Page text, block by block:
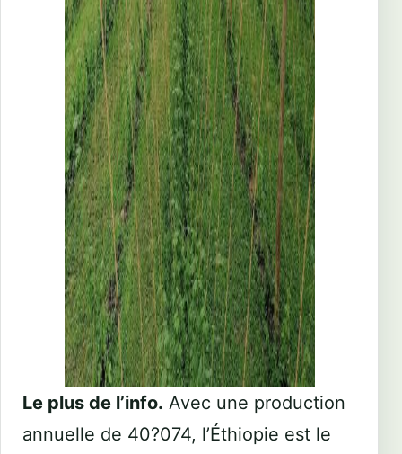
Le plus de l’info. Avec une production
annuelle de 40?074, l’Éthiopie est le